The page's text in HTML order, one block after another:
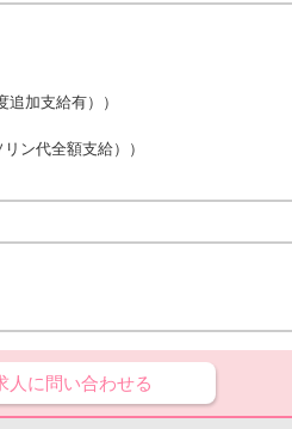
加支給有））
ン代全額支給））
人に問い合わせる